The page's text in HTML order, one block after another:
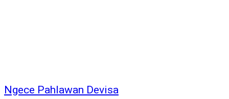
Ngece Pahlawan Devisa